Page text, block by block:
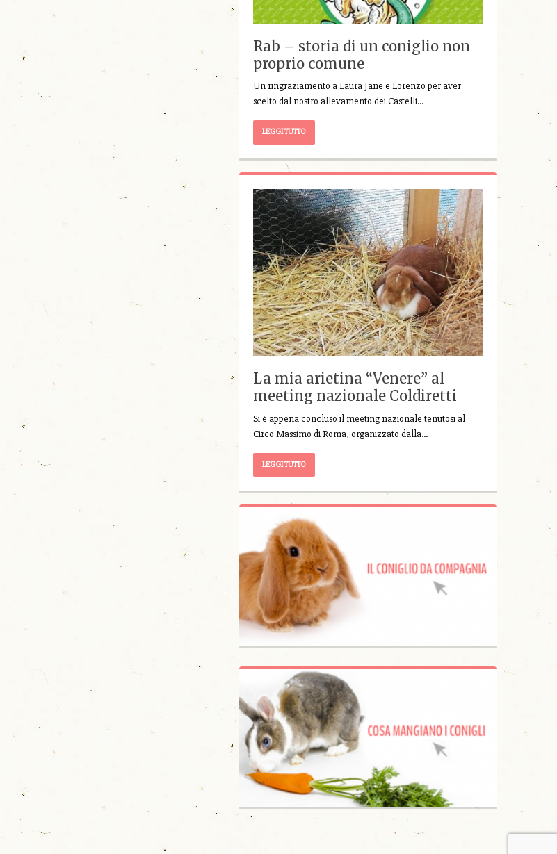
Rab – storia di un coniglio non
proprio comune
Un ringraziamento a Laura Jane e Lorenzo per aver
scelto dal nostro allevamento dei Castelli…
LEGGI TUTTO
La mia arietina “Venere” al
meeting nazionale Coldiretti
Si è appena concluso il meeting nazionale tenutosi al
Circo Massimo di Roma, organizzato dalla…
LEGGI TUTTO